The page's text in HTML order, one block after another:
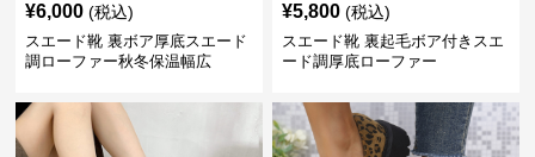
¥6,000 (税込)
スエード靴 裏ボア厚底スエード
調ローファー秋冬保温幅広
¥5,800 (税込)
スエード靴 裏起毛ボア付きスエ
ード調厚底ローファー